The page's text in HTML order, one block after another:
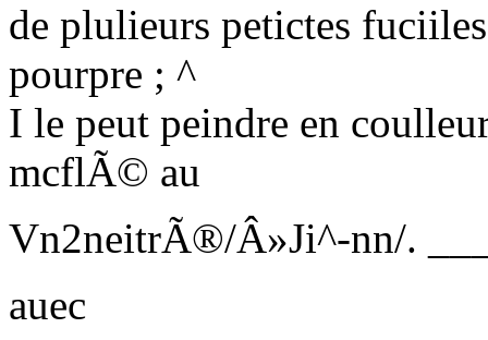
de plulieurs petictes
pourpre ; ^
I le peut peindre en
mcflÃ© au
Vn2neitrÃ®/Â»Ji^-nn/.
auec